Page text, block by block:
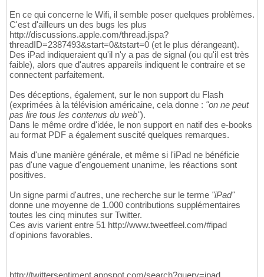
En ce qui concerne le Wifi, il semble poser quelques problèmes.
C'est d'ailleurs un des bugs les plus
http://discussions.apple.com/thread.jspa?
threadID=2387493&start=0&tstart=0 (et le plus dérangeant).
Des iPad indiqueraient qu'il n'y a pas de signal (ou qu'il est très
faible), alors que d'autres appareils indiquent le contraire et se
connectent parfaitement.
Des déceptions, également, sur le non support du Flash
(exprimées à la télévision américaine, cela donne : "on ne peut
pas lire tous les contenus du web").
Dans le même ordre d'idée, le non support en natif des e-books
au format PDF a également suscité quelques remarques.
Mais d'une manière générale, et même si l'iPad ne bénéficie
pas d'une vague d'engouement unanime, les réactions sont
positives.
Un signe parmi d'autres, une recherche sur le terme "iPad"
donne une moyenne de 1.000 contributions supplémentaires
toutes les cinq minutes sur Twitter.
Ces avis varient entre 51 http://www.tweetfeel.com/#ipad
d'opinions favorables.
http://twittersentiment.appspot.com/search?query=ipad